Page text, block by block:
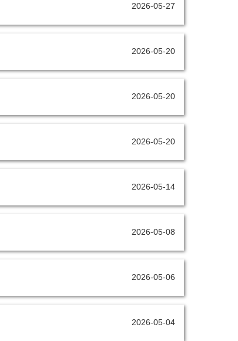
2026-05-27
2026-05-20
2026-05-20
2026-05-20
2026-05-14
2026-05-08
2026-05-06
2026-05-04